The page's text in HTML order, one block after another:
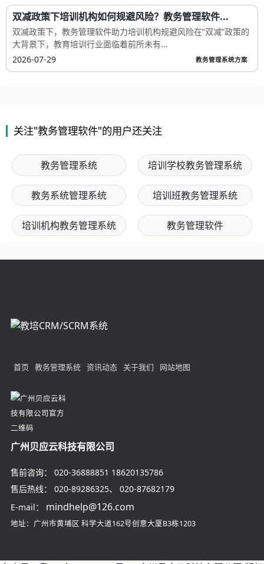
双减政策下培训机构如何规避风险？教务管理软件...
双减政策下，教务管理软件助力培训机构规避风险在“双减”政策的
大背景下，教育培训行业面临着前所未有...
2026-07-29
教务管理系统方案
关注"教务管理软件"的用户还关注
教务管理系统 培训学校教务管理系统
教务系统管理系统 培训班教务管理系统
培训机构教务管理系统 教务管理软件
首页 教务管理系统 资讯动态 关于我们 网站地图
广州贝应云科技有限公司
售前咨询： 020-36888851 18620135786
售后热线：
020-89286325、 020-87682179
E-mail：
mindhelp@126.com
地址：广州市黄埔区 科学大道162号创意大厦B3栋1203